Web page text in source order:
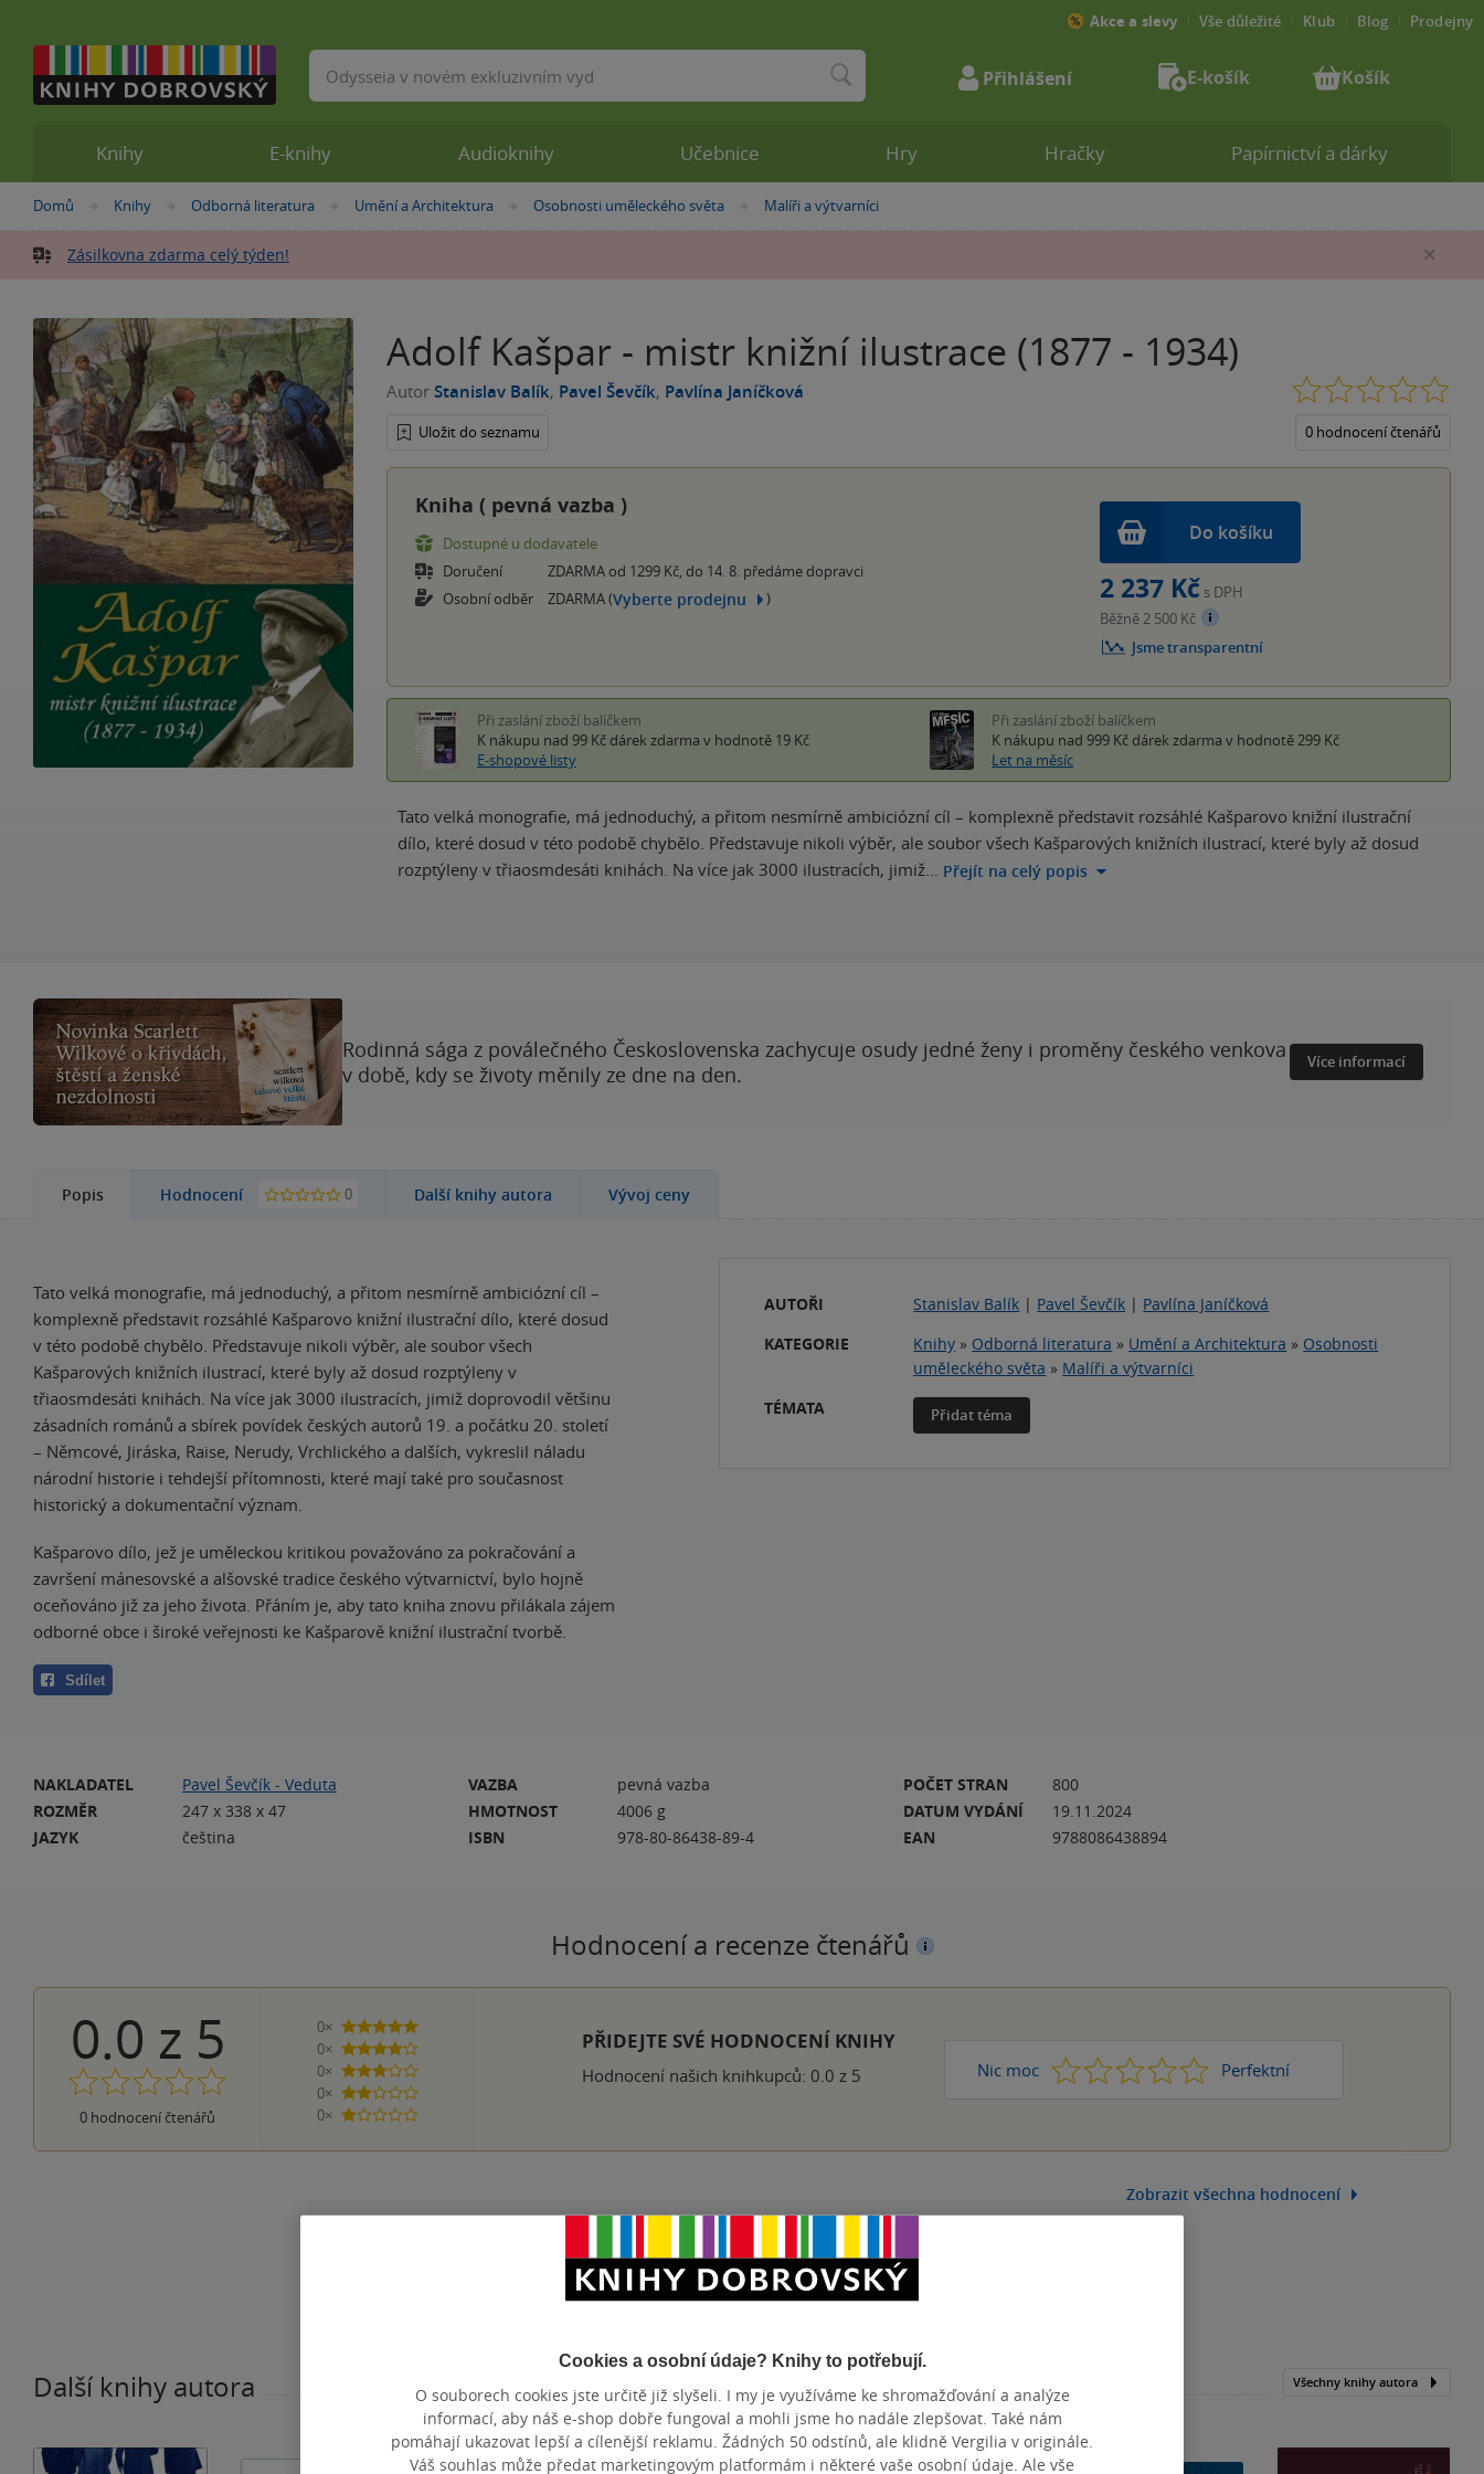
Nacházíte
zde:
Domů »
Knihy »
Odborná literatura »
Umění a Architektura »
Osobnosti uměleckého světa »
Malíři a výtvarníci
Zásilkovna zdarma celý týden!
Adolf Kašpar - mistr knižní ilustrace (1877 - 1934)
Autor Stanislav Balík, Pavel Ševčík, Pavlína Janíčková
Uložit do seznamu 0 hodnocení čtenářů
Kniha ( pevná vazba )
Dostupné u dodavatele
Doručení
ZDARMA od 1299 Kč, do 14. 8. předáme dopravci
Osobní odběr
ZDARMA (Vyberte prodejnu )
Do košíku
2 237 Kč s DPH
Běžně 2 500 Kč
Jsme transparentní
Při zaslání zboží balíčkem
K nákupu nad 99 Kč dárek zdarma v hodnotě 19 Kč
E-shopové listy
Při zaslání zboží balíčkem
K nákupu nad 999 Kč dárek zdarma v hodnotě 299 Kč
Let na měsíc
Tato velká monografie, má jednoduchý, a přitom nesmírně ambiciózní cíl – komplexně představit rozsáhlé Kašparovo knižní ilustrační
dílo, které dosud v této podobě chybělo. Představuje nikoli výběr, ale soubor všech Kašparových knižních ilustrací, které byly až dosud
rozptýleny v třiaosmdesáti knihách. Na více jak 3000 ilustracích, jimiž… Přejít na celý popis
Rodinná sága z poválečného Československa zachycuje osudy jedné ženy i proměny českého venkova
v době, kdy se životy měnily ze dne na den.
Více informací
Popis Hodnocení 0 Další knihy autora Vývoj ceny
Tato velká monografie, má jednoduchý, a přitom nesmírně ambiciózní cíl –
komplexně představit rozsáhlé Kašparovo knižní ilustrační dílo, které dosud
v této podobě chybělo. Představuje nikoli výběr, ale soubor všech
Kašparových knižních ilustrací, které byly až dosud rozptýleny v
třiaosmdesáti knihách. Na více jak 3000 ilustracích, jimiž doprovodil většinu
zásadních románů a sbírek povídek českých autorů 19. a počátku 20. století
– Němcové, Jiráska, Raise, Nerudy, Vrchlického a dalších, vykreslil náladu
národní historie i tehdejší přítomnosti, které mají také pro současnost
historický a dokumentační význam.
Kašparovo dílo, jež je uměleckou kritikou považováno za pokračování a
završení mánesovské a alšovské tradice českého výtvarnictví, bylo hojně
oceňováno již za jeho života. Přáním je, aby tato kniha znovu přilákala zájem
odborné obce i široké veřejnosti ke Kašparově knižní ilustrační tvorbě.
Sdílet
AUTOŘI Stanislav Balík | Pavel Ševčík | Pavlína Janíčková
KATEGORIE
Knihy » Odborná literatura » Umění a Architektura » Osobnosti
uměleckého světa » Malíři a výtvarníci
TÉMATA
Přidat téma
NAKLADATEL
Pavel Ševčík - Veduta
ROZMĚR
247 x 338 x 47
JAZYK
čeština
VAZBA
pevná vazba
HMOTNOST
4006 g
ISBN
978-80-86438-89-4
POČET STRAN
800
DATUM VYDÁNÍ
19.11.2024
EAN
9788086438894
Hodnocení a recenze čtenářů
0.0 z 5
0 hodnocení čtenářů
0×
5 hvězdiček
0×
4 hvězdičky
0×
3 hvězdičky
0×
2 hvězdičky
0×
1 hvezdička
PŘIDEJTE SVÉ HODNOCENÍ KNIHY
Hodnocení našich knihkupců: 0.0 z 5 Nic moc 1 2 3 4 Perfektní
5
Zobrazit všechna hodnocení
Přidat hodnocení
Další knihy autora Všechny knihy autora
Knihy E-knihy Audioknihy Učebnice Hry Hračky Papírnictví a dárky
Akce a slevy Vše důležité Klub Blog Prodejny
Vyhledávání Přihlášení E-košík Košík
Cookies a osobní údaje? Knihy to potřebují.
O souborech cookies jste určitě již slyšeli. I my je využíváme ke shromažďování a analýze
informací, aby náš e-shop dobře fungoval a mohli jsme ho nadále zlepšovat. Také nám
pomáhají ukazovat lepší a cílenější reklamu. Žádných 50 odstínů, ale klidně Vergilia v originále.
Váš souhlas může předat marketingovým platformám i některé vaše osobní údaje. Ale vše